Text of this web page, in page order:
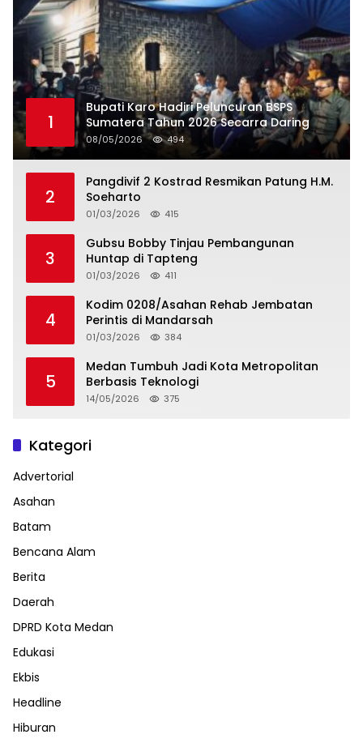
1
Bupati Karo Hadiri Peluncuran BSPS
Sumatera Tahun 2026 Secarra Daring
08/05/2026 494
2
Pangdivif 2 Kostrad Resmikan Patung H.M.
Soeharto
01/03/2026 415
3
Gubsu Bobby Tinjau Pembangunan
Huntap di Tapteng
01/03/2026 411
4
Kodim 0208/Asahan Rehab Jembatan
Perintis di Mandarsah
01/03/2026 384
5
Medan Tumbuh Jadi Kota Metropolitan
Berbasis Teknologi
14/05/2026 375
Kategori
Advertorial
Asahan
Batam
Bencana Alam
Berita
Daerah
DPRD Kota Medan
Edukasi
Ekbis
Headline
Hiburan